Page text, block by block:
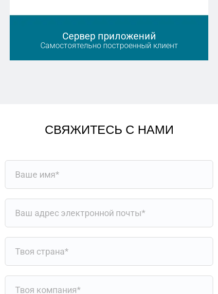
Сервер приложений
Самостоятельно построенный клиент
СВЯЖИТЕСЬ С НАМИ